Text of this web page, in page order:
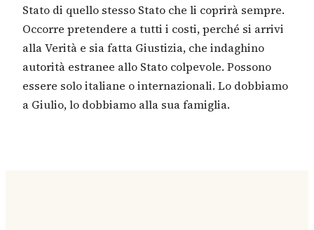
Stato di quello stesso Stato che li coprirà sempre.
Occorre pretendere a tutti i costi, perché si arrivi
alla Verità e sia fatta Giustizia, che indaghino
autorità estranee allo Stato colpevole. Possono
essere solo italiane o internazionali. Lo dobbiamo
a Giulio, lo dobbiamo alla sua famiglia.